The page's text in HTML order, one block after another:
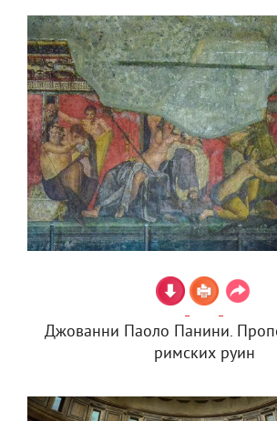
Джованни Паоло Панини.
римских руин